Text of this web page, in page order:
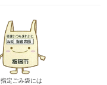
指定ごみ袋には